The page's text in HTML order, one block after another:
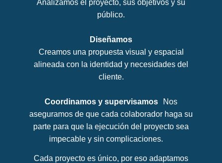
Analizamos el proyecto, sus objetivos y su
público.
Diseñamos
Creamos una propuesta visual y espacial
alineada con la identidad y necesidades del
cliente.
Coordinamos y supervisamos
Nos
aseguramos de que cada colaborador haga su
parte para que la ejecución del proyecto sea
impecable y sin complicaciones.
Cada proyecto es único, por eso adaptamos